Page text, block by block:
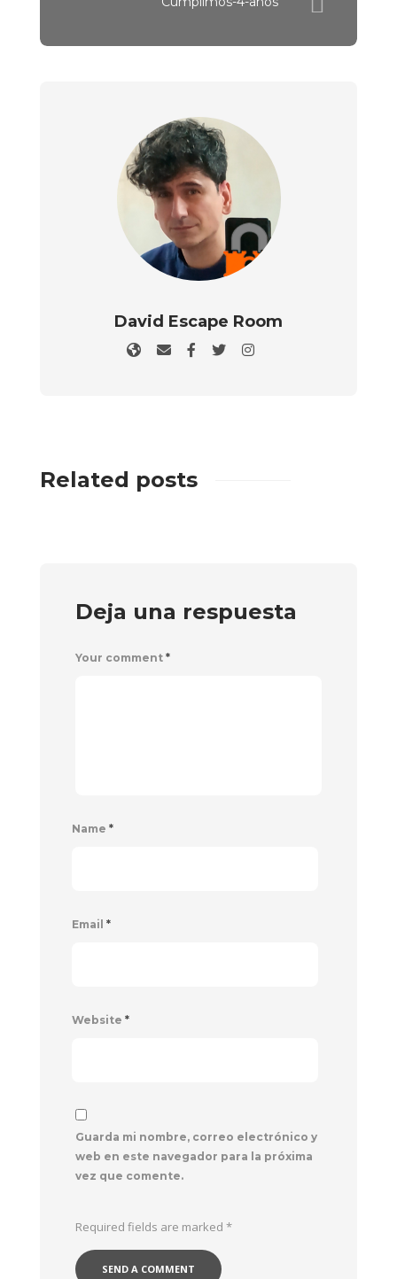
David Escape Room
Related posts
Deja una respuesta
Your comment *
Name *
Email *
Website *
Guarda mi nombre, correo electrónico y
web en este navegador para la próxima
vez que comente.
Required fields are marked *